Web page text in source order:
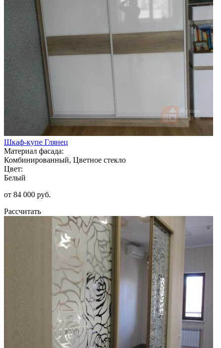
Шкаф-купе Глянец
Материал фасада:
Комбинированный, Цветное стекло
Цвет:
Белый
от 84 000 руб.
Рассчитать